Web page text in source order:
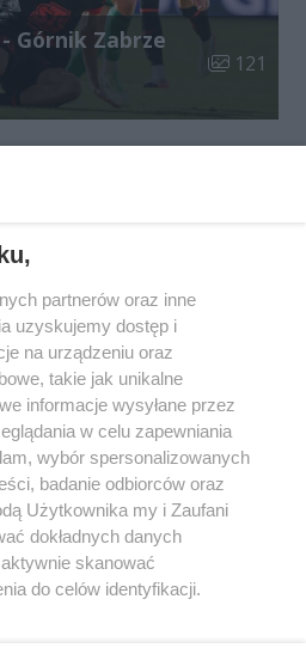
Górnik Zabrze
Liczba
121
Prywatność
Praca Łódź
the:protocol
partnerów oraz inne
uzyskujemy dostęp i
na urządzeniu oraz
takie jak unikalne
informacje wysyłane przez
w celu zapewniania
wybór spersonalizowanych
badanie odbiorców oraz
Użytkownika my i Zaufani
dokładnych danych
skanować
do celów identyfikacji.